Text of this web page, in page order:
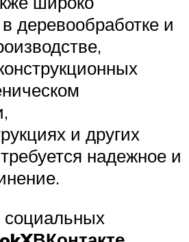
деревообработке и
и других
надежное и
социальных